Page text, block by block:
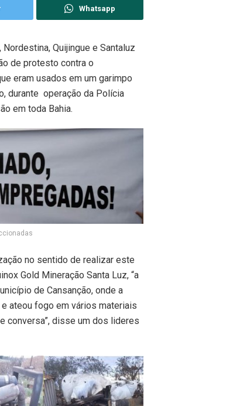
Whatsapp
Quijingue e Santaluz
de protesto contra o
eram usados em um garimpo
durante operação da Polícia
em toda Bahia.
no sentido de realizar este
Gold Mineração Santa Luz, “a
de Cansanção, onde a
ateou fogo em vários materiais
conversa”, disse um dos lideres